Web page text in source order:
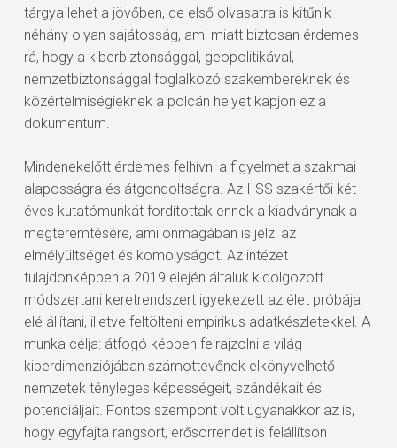
tárgya lehet a jövőben, de első olvasatra is kitűnik
néhány olyan sajátosság, ami miatt biztosan érdemes
rá, hogy a kiberbiztonsággal, geopolitikával,
nemzetbiztonsággal foglalkozó szakembereknek és
közértelmiségieknek a polcán helyet kapjon ez a
dokumentum.
Mindenekelőtt érdemes felhívni a figyelmet a szakmai
alaposságra és átgondoltságra. Az IISS szakértői két
éves kutatómunkát fordítottak ennek a kiadványnak a
megteremtésére, ami önmagában is jelzi az
elmélyültséget és komolyságot. Az intézet
tulajdonképpen a 2019 elején általuk kidolgozott
módszertani keretrendszert igyekezett az élet próbája
elé állítani, illetve feltölteni empirikus adatkészletekkel. A
munka célja: átfogó képben felrajzolni a világ
kiberdimenziójában számottevőnek elkönyvelhető
nemzetek tényleges képességeit, szándékait és
potenciáljait. Fontos szempont volt ugyanakkor az is,
hogy egyfajta rangsort, erősorrendet is felállítson